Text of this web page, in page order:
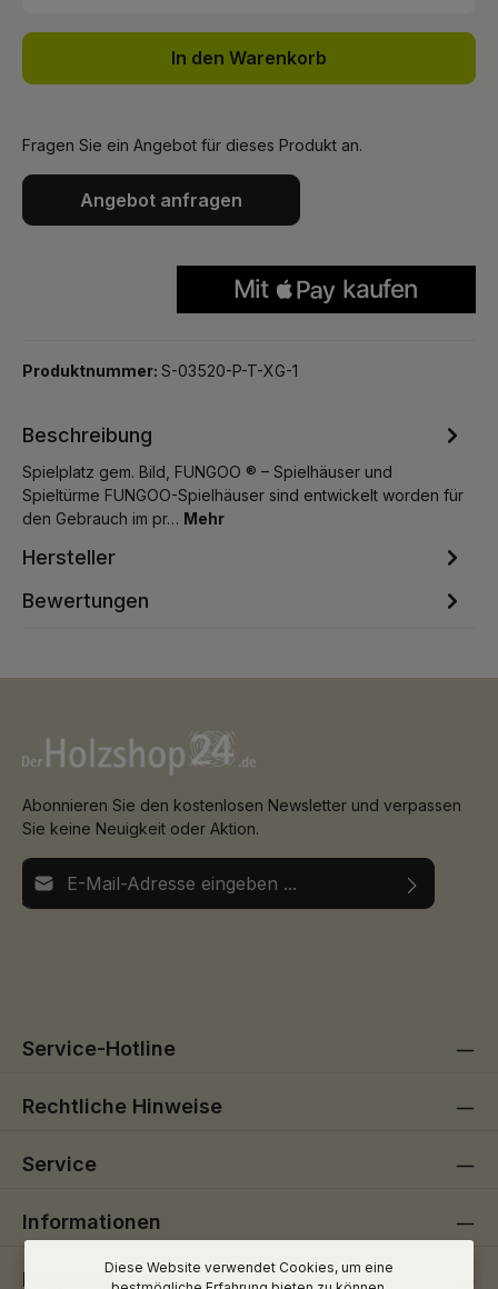
In den Warenkorb
Fragen Sie ein Angebot für dieses Produkt an.
Angebot anfragen
Produktnummer: S-03520-P-T-XG-1
Beschreibung
Spielplatz gem. Bild, FUNGOO ® – Spielhäuser und
Spieltürme FUNGOO-Spielhäuser sind entwickelt worden für
den Gebrauch im pr… Mehr
Hersteller
Bewertungen
Abonnieren Sie den kostenlosen Newsletter und verpassen
Sie keine Neuigkeit oder Aktion.
E-Mail-Adresse*
Service-Hotline
Rechtliche Hinweise
Service
Informationen
Folge uns
Diese Website verwendet Cookies, um eine